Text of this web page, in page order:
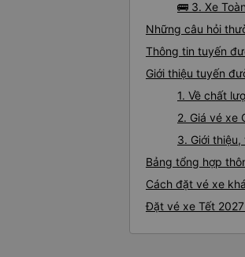
🚌 3. Xe
Những câu hỏi
Thông tin tuyến
Giới thiệu tuyến
1. Về chất
2. Giá vé xe
3. Giới
Bảng tổng hợp
Cách đặt vé xe
Đặt vé xe Tết